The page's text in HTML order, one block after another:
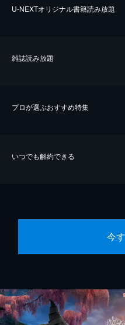
U-NEXTオリジナル書籍読み放題
雑誌読み放題
プロが選ぶおすすめ特集
いつでも解約できる
今